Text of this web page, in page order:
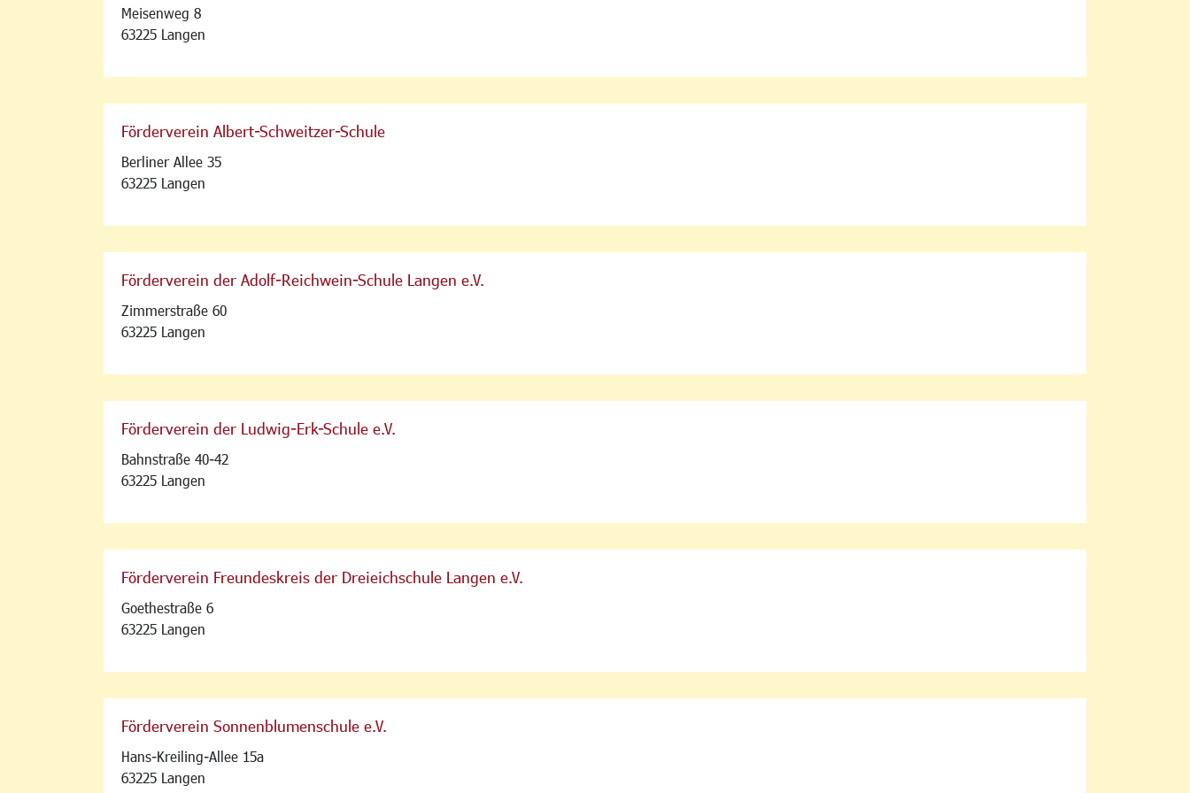
Meisenweg 8
63225 Langen
Förderverein Albert-Schweitzer-Schule
Berliner Allee 35
63225 Langen
Förderverein der Adolf-Reichwein-Schule Langen e.V.
Zimmerstraße 60
63225 Langen
Förderverein der Ludwig-Erk-Schule e.V.
Bahnstraße 40-42
63225 Langen
Förderverein Freundeskreis der Dreieichschule Langen e.V.
Goethestraße 6
63225 Langen
Förderverein Sonnenblumenschule e.V.
Hans-Kreiling-Allee 15a
63225 Langen